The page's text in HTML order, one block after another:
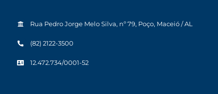
Rua Pedro Jorge Melo Silva, nº 79, Poço, Maceió / AL
(82) 2122-3500
12.472.734/0001-52